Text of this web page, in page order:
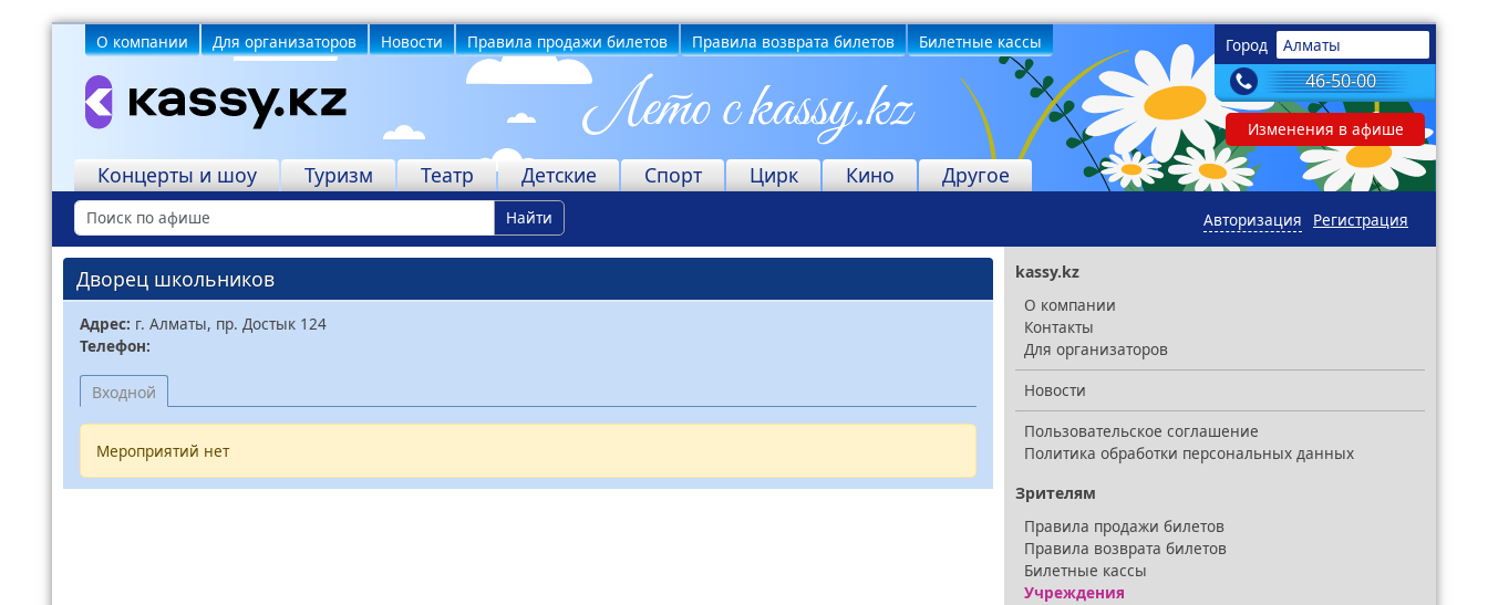
Город Алматы
46-50-00
Изменения в афише
О компании Для организаторов Новости Правила продажи билетов Правила возврата билетов
Билетные кассы
Учреждения
Концерты и шоу Туризм Театр Детские Спорт Цирк Кино Другое
Найти Регистрация
Авторизация
Дворец школьников
Адрес: г. Алматы, пр. Достык 124
Телефон:
Входной
Мероприятий нет
kassy.kz
О компании
Контакты
Для организаторов
Новости
Пользовательское соглашение
Политика обработки персональных данных
Зрителям
Правила продажи билетов
Правила возврата билетов
Билетные кассы
Учреждения